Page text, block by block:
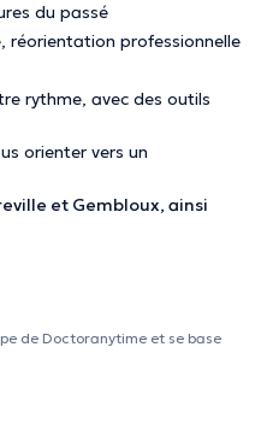
du passé
réorientation professionnelle
rythme, avec des outils
orienter vers un
et Gembloux, ainsi
de Doctoranytime et se base